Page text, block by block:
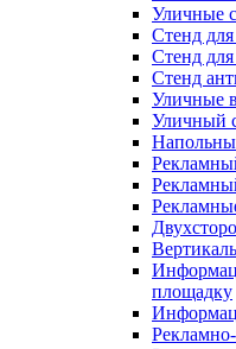
Уличные
Стенд
Стенд
Стенд
Уличные
Уличный
площадку